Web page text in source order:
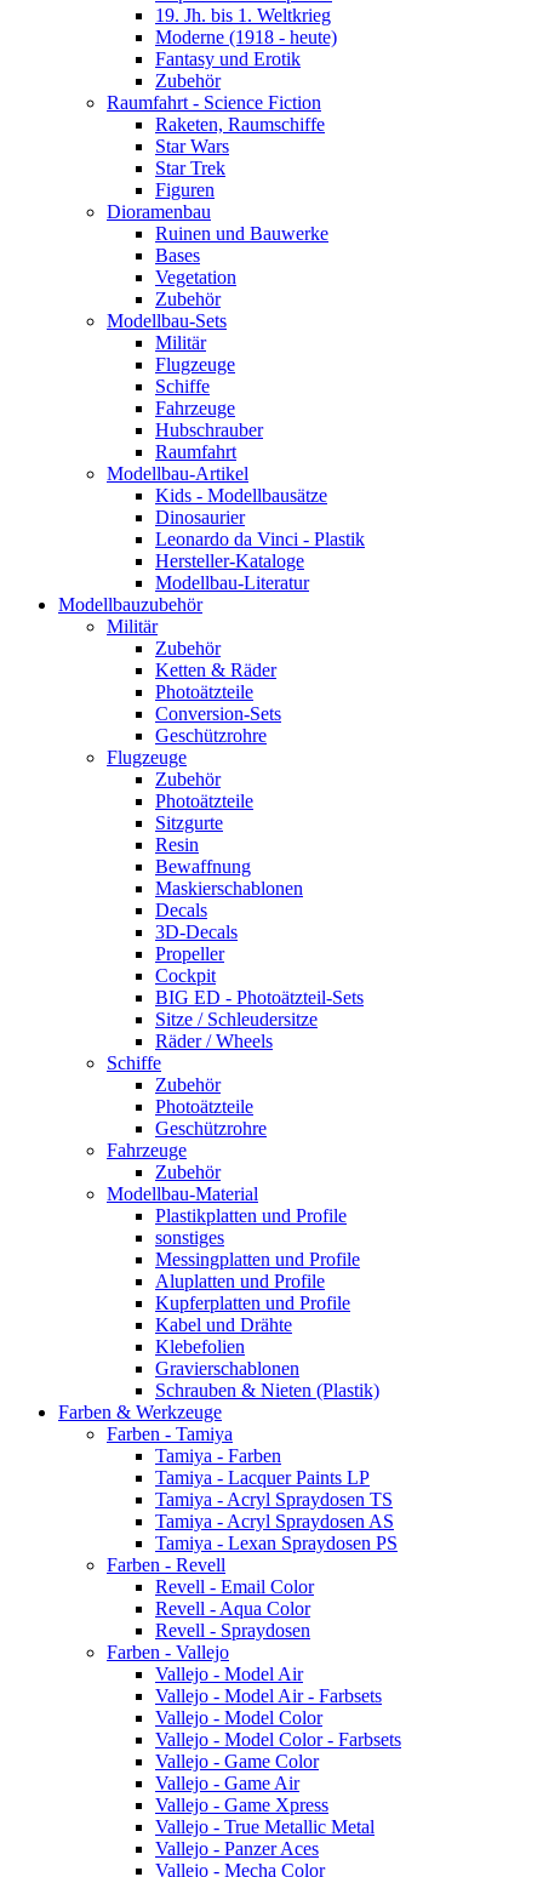
19. Jh. bis 1. Weltkrieg
Moderne (1918 - heute)
Fantasy und Erotik
Zubehör
Raumfahrt - Science Fiction
Raketen, Raumschiffe
Star Wars
Star Trek
Figuren
Dioramenbau
Ruinen und Bauwerke
Bases
Vegetation
Zubehör
Modellbau-Sets
Militär
Flugzeuge
Schiffe
Fahrzeuge
Hubschrauber
Raumfahrt
Modellbau-Artikel
Kids - Modellbausätze
Dinosaurier
Leonardo da Vinci - Plastik
Hersteller-Kataloge
Modellbau-Literatur
Modellbauzubehör
Militär
Zubehör
Ketten & Räder
Photoätzteile
Conversion-Sets
Geschützrohre
Flugzeuge
Zubehör
Photoätzteile
Sitzgurte
Resin
Bewaffnung
Maskierschablonen
Decals
3D-Decals
Propeller
Cockpit
BIG ED - Photoätzteil-Sets
Sitze / Schleudersitze
Räder / Wheels
Schiffe
Zubehör
Photoätzteile
Geschützrohre
Fahrzeuge
Zubehör
Modellbau-Material
Plastikplatten und Profile
sonstiges
Messingplatten und Profile
Aluplatten und Profile
Kupferplatten und Profile
Kabel und Drähte
Klebefolien
Gravierschablonen
Schrauben & Nieten (Plastik)
Farben & Werkzeuge
Farben - Tamiya
Tamiya - Farben
Tamiya - Lacquer Paints LP
Tamiya - Acryl Spraydosen TS
Tamiya - Acryl Spraydosen AS
Tamiya - Lexan Spraydosen PS
Farben - Revell
Revell - Email Color
Revell - Aqua Color
Revell - Spraydosen
Farben - Vallejo
Vallejo - Model Air
Vallejo - Model Air - Farbsets
Vallejo - Model Color
Vallejo - Model Color - Farbsets
Vallejo - Game Color
Vallejo - Game Air
Vallejo - Game Xpress
Vallejo - True Metallic Metal
Vallejo - Panzer Aces
Vallejo - Mecha Color